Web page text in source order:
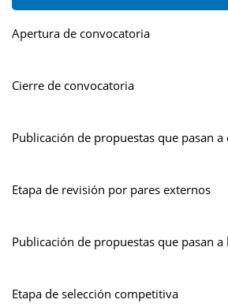
Apertura de convocatoria
Cierre de convocatoria
Publicación de propuestas que pasan
Etapa de revisión por pares externos
Publicación de propuestas que pasan
Etapa de selección competitiva